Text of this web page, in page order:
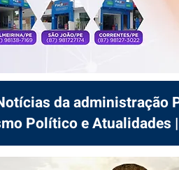
da administração
Político e Atualidades